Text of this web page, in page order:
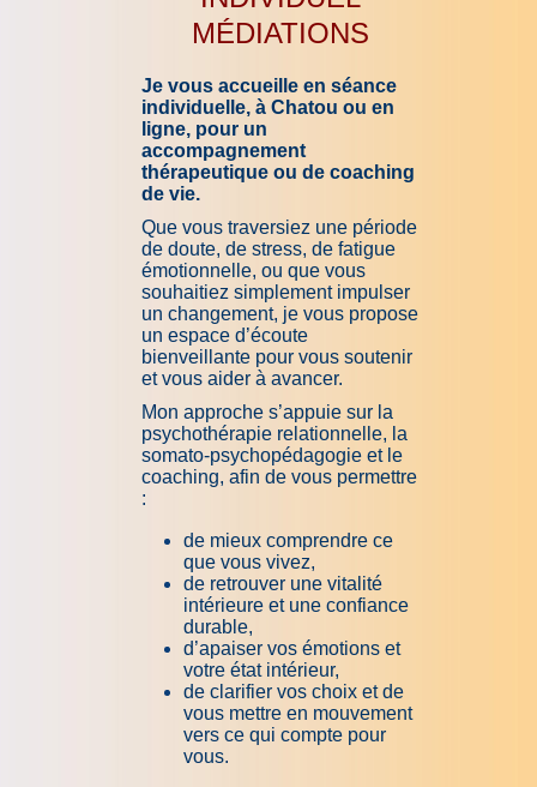
MÉDIATIONS
Je vous accueille en séance
individuelle, à Chatou ou en
ligne, pour un
accompagnement
thérapeutique ou de coaching
de vie.
Que vous traversiez une période
de doute, de stress, de fatigue
émotionnelle, ou que vous
souhaitiez simplement impulser
un changement, je vous propose
un espace d’écoute
bienveillante pour vous soutenir
et vous aider à avancer.
Mon approche s’appuie sur la
psychothérapie relationnelle, la
somato-psychopédagogie et le
coaching, afin de vous permettre
:
de mieux comprendre ce
que vous vivez,
de retrouver une vitalité
intérieure et une confiance
durable,
d’apaiser vos émotions et
votre état intérieur,
de clarifier vos choix et de
vous mettre en mouvement
vers ce qui compte pour
vous.